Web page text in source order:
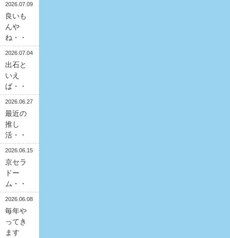
2026.07.09
良いも
んや
ね・・
2026.07.04
出石と
いえ
ば・・
2026.06.27
最近の
推し
活・・
2026.06.15
京セラ
ドー
ム・・
2026.06.08
毎年や
ってき
ます